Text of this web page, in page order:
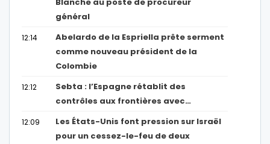
général
12:14
Abelardo de la Espriella prête serment
comme nouveau président de la
Colombie
12:12
Sebta : l’Espagne rétablit des
contrôles aux frontières avec…
12:09
Les États-Unis font pression sur Israël
pour un cessez-le-feu de deux